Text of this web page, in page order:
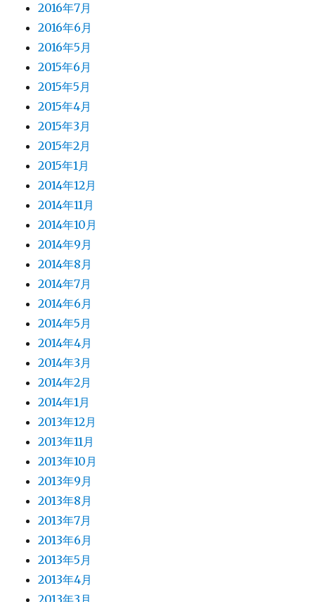
2016年7月
2016年6月
2016年5月
2015年6月
2015年5月
2015年4月
2015年3月
2015年2月
2015年1月
2014年12月
2014年11月
2014年10月
2014年9月
2014年8月
2014年7月
2014年6月
2014年5月
2014年4月
2014年3月
2014年2月
2014年1月
2013年12月
2013年11月
2013年10月
2013年9月
2013年8月
2013年7月
2013年6月
2013年5月
2013年4月